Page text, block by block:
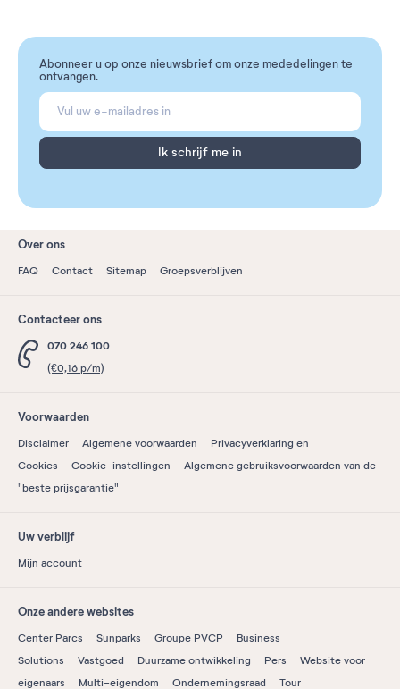
Abonneer u op onze nieuwsbrief om onze mededelingen te
ontvangen.
Ik schrijf me in
Over ons
FAQ Contact Sitemap Groepsverblijven
Contacteer ons
070 246 100
(€0,16 p/m)
Voorwaarden
Disclaimer Algemene voorwaarden
Privacyverklaring en
Cookies
Cookie-instellingen
Algemene gebruiksvoorwaarden van de
"beste prijsgarantie"
Uw verblijf
Mijn account
Onze andere websites
Center Parcs Sunparks Groupe PVCP
Business
Solutions
Vastgoed Duurzame ontwikkeling Pers
Website voor
eigenaars
Multi-eigendom Ondernemingsraad Tour